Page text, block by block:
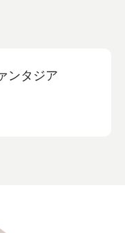
ンタジア